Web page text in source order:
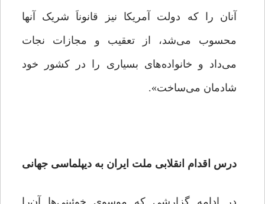
آنان را که دولت آمریکا نیز قانوناَ شریک آنها
محسوب می‌شد، از تعقیب و مجازات نجات
می‌داد و خانواده‌های بسیاری را در کشور خود
شادمان می‌ساخت».
درس اقدام انقلابی ملت ایران به دیپلماسی جهانی